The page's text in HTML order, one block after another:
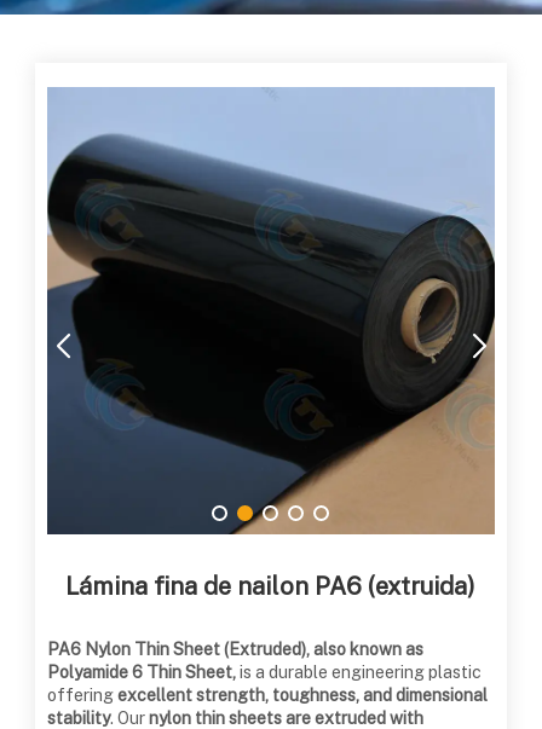
Lámina fina de nailon PA6 (extruida)
PA6 Nylon Thin Sheet (Extruded), also known as
Polyamide 6 Thin Sheet,is a durable engineering plastic
offeringexcellent strength, toughness, and dimensional
stability. Ournylon thin sheets are extruded with